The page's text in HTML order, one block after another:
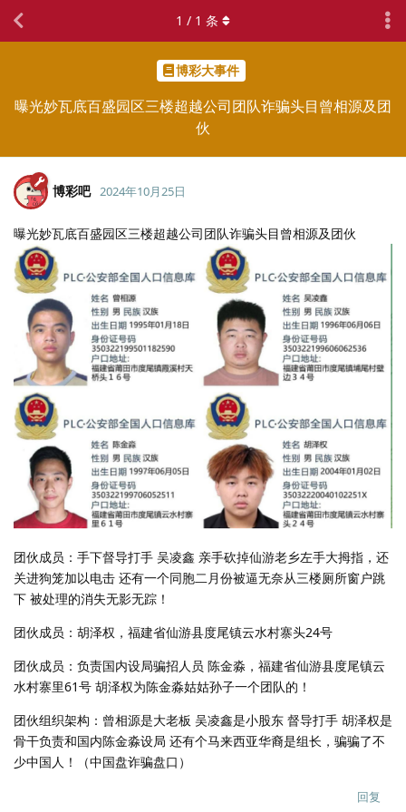
博彩大事件
曝光妙瓦底百盛园区三楼超越公司团队诈骗头目曾相源及团
伙
1 / 1 条
博彩吧 2024年10月25日
曝光妙瓦底百盛园区三楼超越公司团队诈骗头目曾相源及团伙
团伙成员：手下督导打手 吴凌鑫 亲手砍掉仙游老乡左手大拇指，还
关进狗笼加以电击 还有一个同胞二月份被逼无奈从三楼厕所窗户跳
下 被处理的消失无影无踪！
团伙成员：胡泽权，福建省仙游县度尾镇云水村寨头24号
团伙成员：负责国内设局骗招人员 陈金淼，福建省仙游县度尾镇云
水村寨里61号 胡泽权为陈金淼姑姑孙子一个团队的！
团伙组织架构：曾相源是大老板 吴凌鑫是小股东 督导打手 胡泽权是
骨干负责和国内陈金淼设局 还有个马来西亚华裔是组长，骗骗了不
少中国人！（中国盘诈骗盘口）
回复